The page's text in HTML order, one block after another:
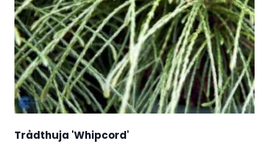
Trådthuja 'Whipcord'